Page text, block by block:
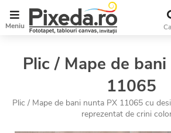
Meniu
Plic / Mape de
11065
Plic / Mape de bani nunta PX 11065 cu
reprezentat de crini